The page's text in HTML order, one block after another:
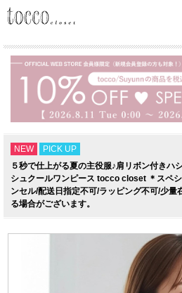
NEW
PICK UP
５秒で仕上がる夏の主役服♪肩リボン付きハ
シュクールワンピース tocco closet ＊スペ
ンセル/配送日指定不可/ラッピング不可/少
る場合がございます。